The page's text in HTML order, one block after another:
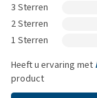
3 Sterren
2 Sterren
1 Sterren
Heeft u ervaring met
product